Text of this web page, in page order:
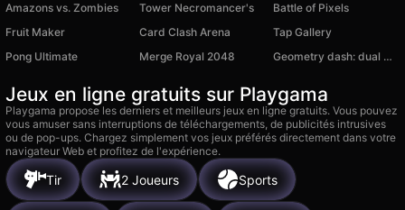
Amazons vs. Zombies
Tower Necromancer's
Battle of Pixels
Fruit Maker
Card Clash Arena
Tap Gallery
Pong Ultimate
Merge Royal 2048 Geometry dash: dual wave
Jeux en ligne gratuits sur Playgama
Playgama propose les derniers et meilleurs jeux en ligne gratuits. Vous pouvez
vous amuser sans interruptions de téléchargements, de publicités intrusives
ou de pop-ups. Chargez simplement vos jeux préférés directement dans votre
navigateur Web et profitez de l'expérience.
Tir 2 Joueurs Sports